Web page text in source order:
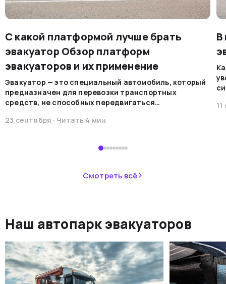
С какой платформой лучше брать
эвакуатор Обзор платформ
эвакуаторов и их применение
Эвакуатор — это специальный автомобиль, который
предназначен для перевозки транспортных
средств, не способных передвигаться
машины обеспечивают безопасную
23 сентября · Читать 4 мин
В
Смотреть всё
Наш автопарк эвакуаторов